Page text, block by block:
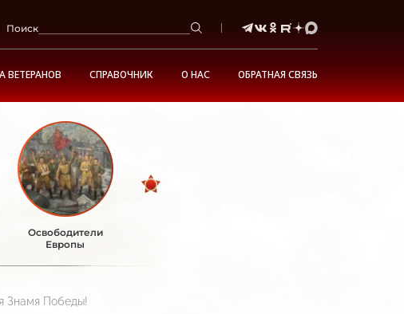
Поиск
ВЕТЕРАНОВ СПРАВОЧНИК О НАС ОБРАТНАЯ СВЯЗЬ
Освободители
Европы
Знамя Победы!